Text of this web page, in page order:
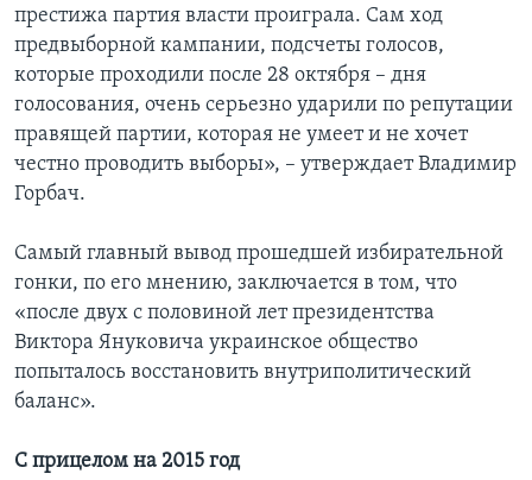
престижа партия власти проиграла. Сам ход
предвыборной кампании, подсчеты голосов,
которые проходили после 28 октября – дня
голосования, очень серьезно ударили по репутации
правящей партии, которая не умеет и не хочет
честно проводить выборы», – утверждает Владимир
Горбач.
Самый главный вывод прошедшей избирательной
гонки, по его мнению, заключается в том, что
«после двух с половиной лет президентства
Виктора Януковича украинское общество
попыталось восстановить внутриполитический
баланс».
С прицелом на 2015 год